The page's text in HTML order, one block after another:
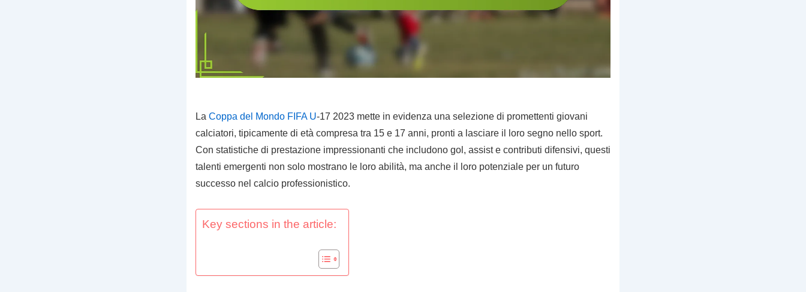
La Coppa del Mondo FIFA U-17 2023 mette in evidenza una selezione di promettenti giovani
calciatori, tipicamente di età compresa tra 15 e 17 anni, pronti a lasciare il loro segno nello sport.
Con statistiche di prestazione impressionanti che includono gol, assist e contributi difensivi, questi
talenti emergenti non solo mostrano le loro abilità, ma anche il loro potenziale per un futuro
successo nel calcio professionistico.
Key sections in the article: